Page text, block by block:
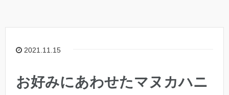
2021.11.15
お好みにあわせたマヌカハニ